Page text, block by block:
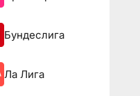
Бундеслига
Ла Лига